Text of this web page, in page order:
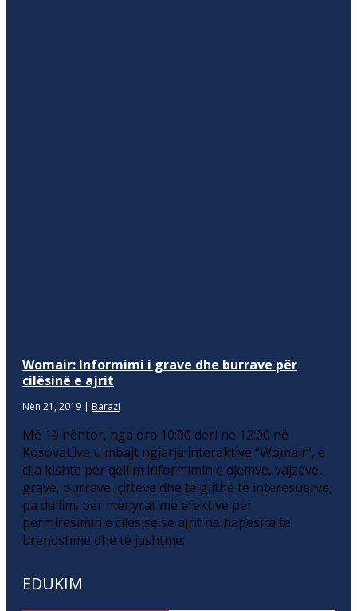
Womair: Informimi i grave dhe burrave për
cilësinë e ajrit
Nën 21, 2019 | Barazi
Më 19 nëntor, nga ora 10:00 deri në 12:00 në
KosovaLive u mbajt ngjarja interaktive “Womair”, e
cila kishte për qëllim informimin e djemve, vajzave,
grave, burrave, çifteve dhe të gjithë të interesuarve,
pa dallim, për mënyrat më efektive për
përmirësimin e cilësisë së ajrit në hapësira të
brendshme dhe të jashtme.
EDUKIM